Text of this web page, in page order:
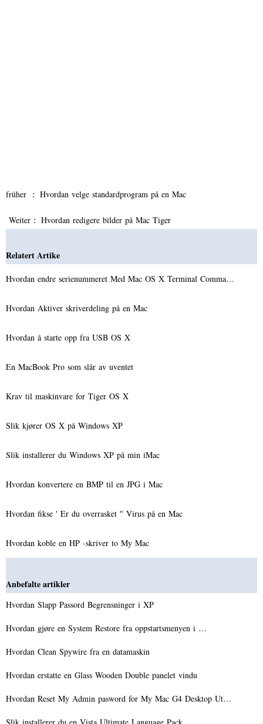
früher ： Hvordan velge standardprogram på en Mac
Weiter： Hvordan redigere bilder på Mac Tiger
Relatert Artike
Hvordan endre serienummeret Med Mac OS X Terminal Comma…
Hvordan Aktiver skriverdeling på en Mac
Hvordan å starte opp fra USB OS X
En MacBook Pro som slår av uventet
Krav til maskinvare for Tiger OS X
Slik kjører OS X på Windows XP
Slik installerer du Windows XP på min iMac
Hvordan konvertere en BMP til en JPG i Mac
Hvordan fikse ' Er du overrasket " Virus på en Mac
Hvordan koble en HP -skriver to My Mac
Anbefalte artikler
Hvordan Slapp Passord Begrensninger i XP
Hvordan gjøre en System Restore fra oppstartsmenyen i …
Hvordan Clean Spywire fra en datamaskin
Hvordan erstatte en Glass Wooden Double panelet vindu
Hvordan Reset My Admin pasword for My Mac G4 Desktop Ut…